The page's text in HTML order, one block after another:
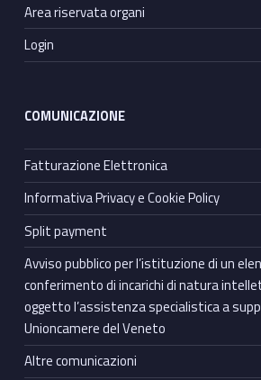
Area riservata organi
Login
COMUNICAZIONE
Fatturazione Elettronica
Informativa Privacy e Cookie Policy
Split payment
Avviso pubblico per l’istituzione di un
conferimento di incarichi di natura
oggetto l’assistenza specialistica a
Unioncamere del Veneto
Altre comunicazioni